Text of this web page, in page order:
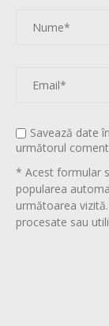
Savează date
următorul
* Acest formular
popularea
următoarea
procesate sau